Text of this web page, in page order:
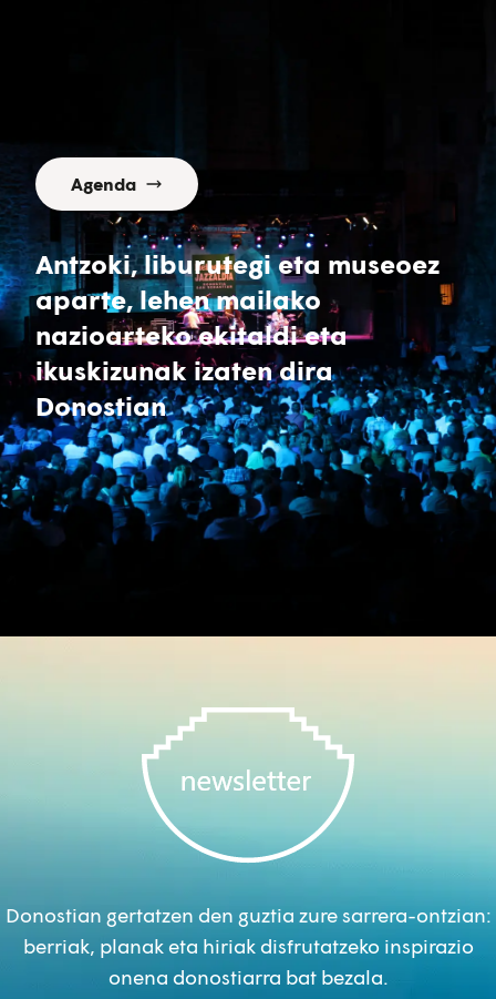
Agenda
Antzoki, liburutegi eta museoez
aparte, lehen mailako
nazioarteko ekitaldi eta
ikuskizunak izaten dira
Donostian
Donostian gertatzen den guztia zure sarrera-ontzian:
berriak, planak eta hiriak disfrutatzeko inspirazio
onena donostiarra bat bezala.